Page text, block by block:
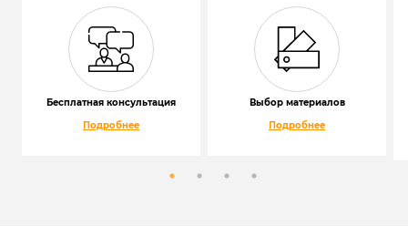
Бесплатная консультация
Подробнее
Выбор материалов
Подробнее